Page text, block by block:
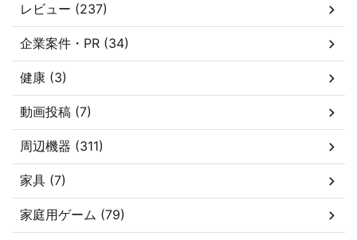
レビュー (237)
企業案件・PR (34)
健康 (3)
動画投稿 (7)
周辺機器 (311)
家具 (7)
家庭用ゲーム (79)